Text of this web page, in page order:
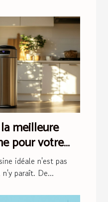
meilleure
pour votre
idéale n'est pas
paraît. De...